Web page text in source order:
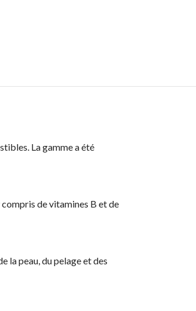
La gamme a été
de vitamines B et de
la peau, du pelage et des